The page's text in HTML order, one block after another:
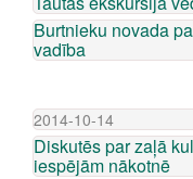
Burtnieku novada
vadība
2014-10-14
Diskutēs par zaļā
iespējām nākotnē